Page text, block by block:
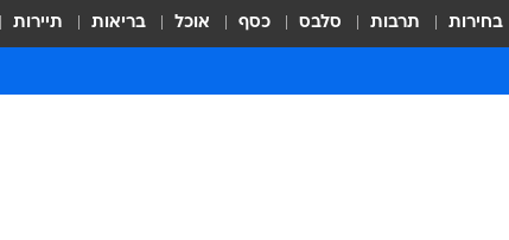
בחירות תרבות סלבס כסף אוכל בריאות תיירות